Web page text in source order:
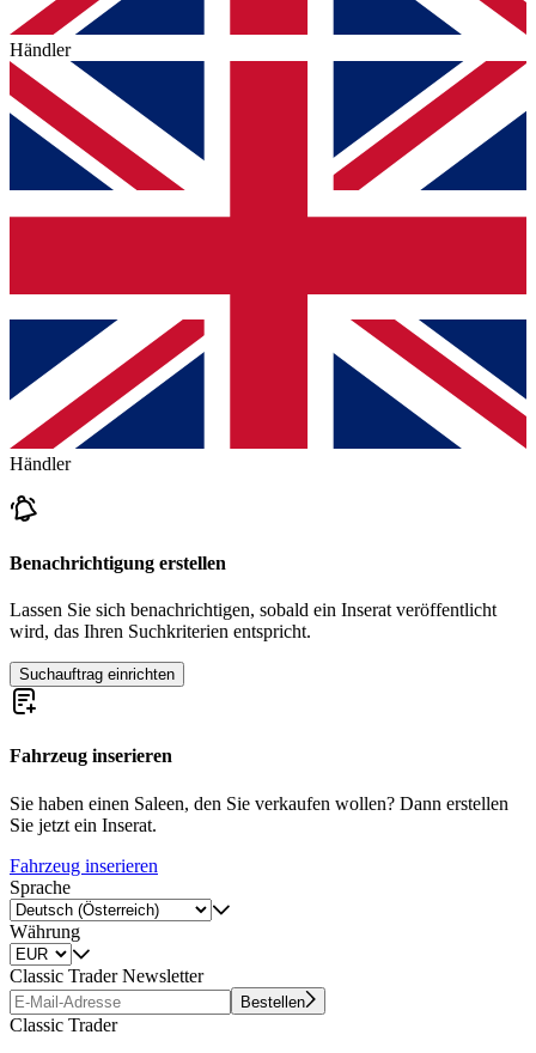
Händler
Händler
Benachrichtigung erstellen
Lassen Sie sich benachrichtigen, sobald ein Inserat veröffentlicht
wird, das Ihren Suchkriterien entspricht.
Suchauftrag einrichten
Fahrzeug inserieren
Sie haben einen Saleen, den Sie verkaufen wollen? Dann erstellen
Sie jetzt ein Inserat.
Fahrzeug inserieren
Sprache
Währung
Classic Trader Newsletter
Bestellen
Classic Trader